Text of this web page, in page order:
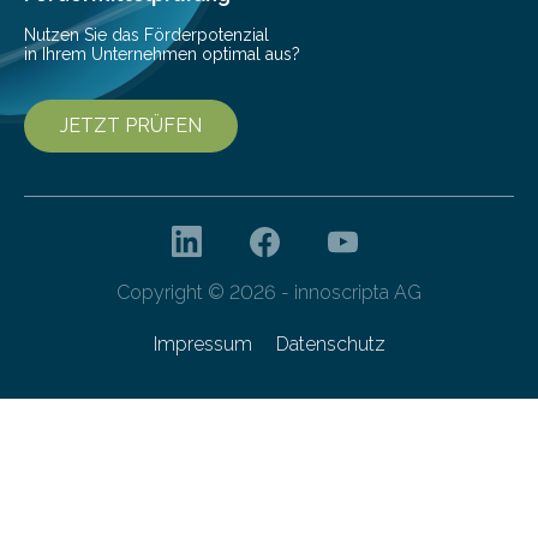
Nutzen Sie das Förderpotenzial
in Ihrem Unternehmen optimal aus?
JETZT PRÜFEN
Copyright © 2026 - innoscripta AG
Impressum Datenschutz